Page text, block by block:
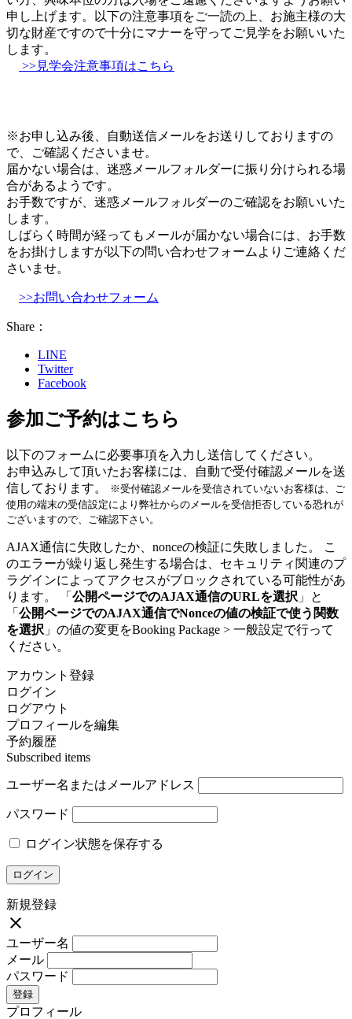
申し上げます。以下の注意事項をご一読の上、お施主様の大
切な財産ですので十分にマナーを守ってご見学をお願いいた
します。
>>見学会注意事項はこちら
※お申し込み後、自動送信メールをお送りしておりますの
で、ご確認くださいませ。
届かない場合は、迷惑メールフォルダーに振り分けられる場
合があるようです。
お手数ですが、迷惑メールフォルダーのご確認をお願いいた
します。
しばらく時間が経ってもメールが届かない場合には、お手数
をお掛けしますが以下の問い合わせフォームよりご連絡くだ
さいませ。
>>お問い合わせフォーム
Share：
LINE
Twitter
Facebook
参加ご予約はこちら
以下のフォームに必要事項を入力し送信してください。
お申込みして頂いたお客様には、自動で受付確認メールを送
信しております。
※受付確認メールを受信されていないお客様は、ご
使用の端末の受信設定により弊社からのメールを受信拒否している恐れが
ございますので、ご確認下さい。
AJAX通信に失敗したか、nonceの検証に失敗しました。 こ
のエラーが繰り返し発生する場合は、セキュリティ関連のプ
ラグインによってアクセスがブロックされている可能性があ
ります。 「 公開ページでのAJAX通信のURLを選択 」と
「 公開ページでのAJAX通信でNonceの値の検証で使う関数
を選択 」の値の変更をBooking Package > 一般設定で行って
ください。
アカウント登録
ログイン
ログアウト
プロフィールを編集
予約履歴
Subscribed items
ユーザー名またはメールアドレス
パスワード
ログイン状態を保存する
新規登録
close
ユーザー名
メール
パスワード
登録
プロフィール